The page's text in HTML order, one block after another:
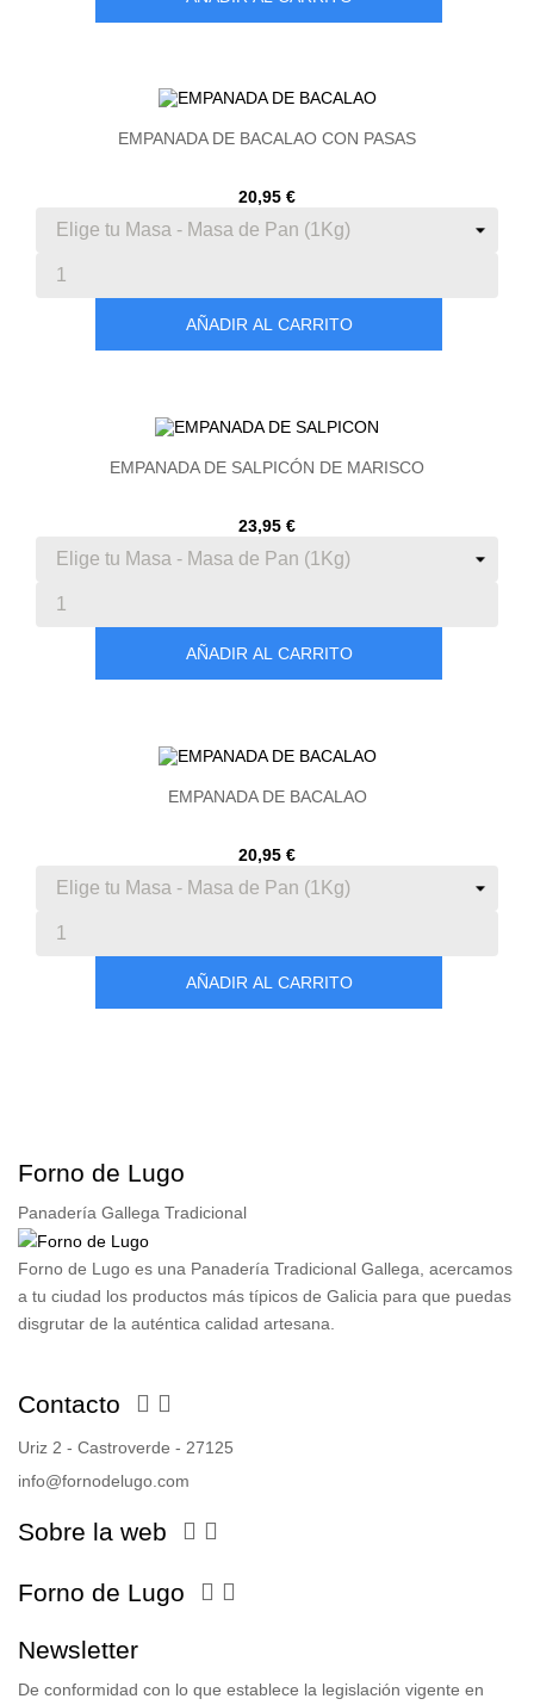
EMPANADA DE BACALAO CON PASAS
20,95 €
AÑADIR AL CARRITO
EMPANADA DE SALPICÓN DE MARISCO
23,95 €
AÑADIR AL CARRITO
EMPANADA DE BACALAO
20,95 €
AÑADIR AL CARRITO
Forno de Lugo
Panadería Gallega Tradicional
Forno de Lugo es una Panadería Tradicional Gallega, acercamos
a tu ciudad los productos más típicos de Galicia para que puedas
disgrutar de la auténtica calidad artesana.
Contacto  
Uriz 2 - Castroverde - 27125
info@fornodelugo.com
Sobre la web  
Forno de Lugo  
Newsletter
De conformidad con lo que establece la legislación vigente en